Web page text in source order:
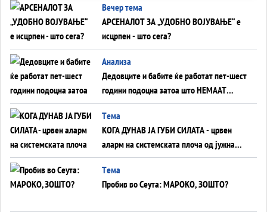
Вечер тема
АРСЕНАЛОТ ЗА „УДОБНО ВОЈУВАЊЕ“ е
исцрпен - што сега?
Анализа
Дедовците и бабите ќе работат пет-шест
години подоцна затоа што НЕМААТ
ВНУЦИ ДА ГИ ЗАМЕНАТ
Tема
КОГА ДУНАВ ЈА ГУБИ СИЛАТА - црвен
аларм на системската плоча од јужна
Германија до Црното Море...
Tема
Пробив во Сеута: МАРОКО, ЗОШТО?